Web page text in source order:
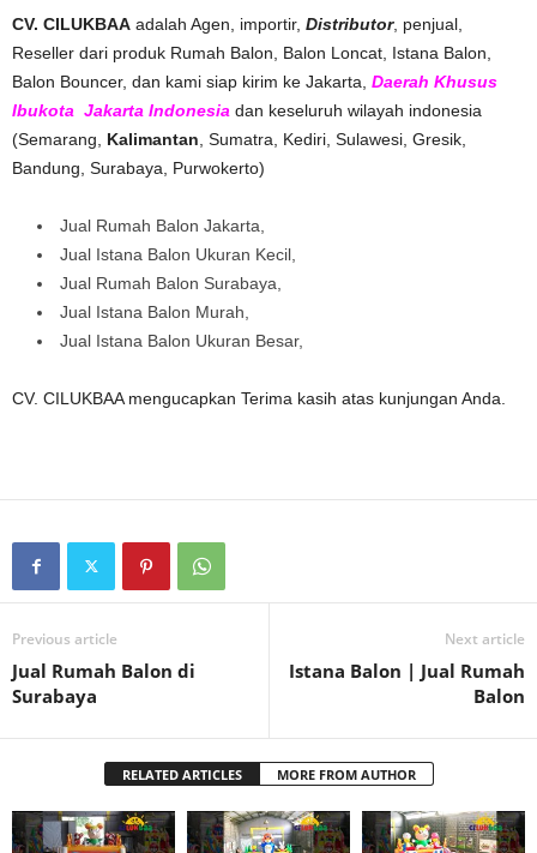
CV. CILUKBAA adalah Agen, importir, Distributor, penjual,
Reseller dari produk Rumah Balon, Balon Loncat, Istana Balon,
Balon Bouncer, dan kami siap kirim ke Jakarta, Daerah Khusus
Ibukota Jakarta Indonesia dan keseluruh wilayah indonesia
(Semarang, Kalimantan , Sumatra, Kediri, Sulawesi, Gresik,
Bandung, Surabaya, Purwokerto)
Jual Rumah Balon Jakarta,
Jual Istana Balon Ukuran Kecil,
Jual Rumah Balon Surabaya,
Jual Istana Balon Murah,
Jual Istana Balon Ukuran Besar,
CV. CILUKBAA mengucapkan Terima kasih atas kunjungan Anda.
Previous article
Jual Rumah Balon di
Surabaya
Next article
Istana Balon | Jual Rumah
Balon
RELATED ARTICLES MORE FROM AUTHOR